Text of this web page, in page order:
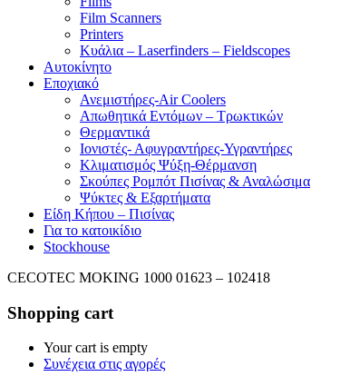
Film Scanners
Printers
Κυάλια – Laserfinders – Fieldscopes
Αυτοκίνητο
Εποχιακό
Ανεμιστήρες-Air Coolers
Απωθητικά Εντόμων – Τρωκτικών
Θερμαντικά
Ιονιστές- Αφυγραντήρες-Υγραντήρες
Κλιματισμός Ψύξη-Θέρμανση
Σκούπες Ρομπότ Πισίνας & Αναλώσιμα
Ψύκτες & Εξαρτήματα
Είδη Κήπου – Πισίνας
Για το κατοικίδιο
Stockhouse
CECOTEC MOKING 1000 01623 – 102418
Shopping cart
Your cart is empty
Συνέχεια στις αγορές